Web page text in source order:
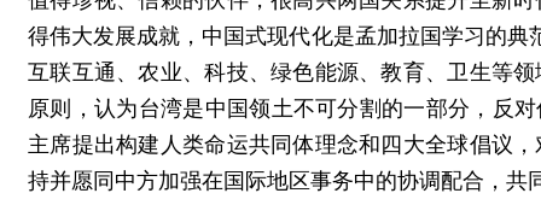
得伟大发展成就，中国式现代化是孟加拉国学习的
互联互通、农业、科技、绿色能源、教育、卫生等
原则，认为台湾是中国领土不可分割的一部分，反
主席提出构建人类命运共同体理念和四大全球倡议
持并愿同中方加强在国际地区事务中的协调配合，